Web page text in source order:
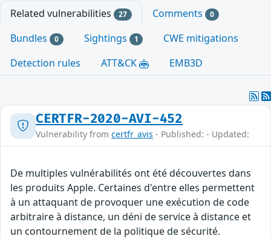
Related vulnerabilities 27 Comments 0
Bundles 0 Sightings 1
CWE mitigations
Detection rules
ATT&CK EMB3D
CERTFR-2020-AVI-452
Vulnerability from certfr_avis - Published: - Updated:
De multiples vulnérabilités ont été découvertes dans
les produits Apple. Certaines d'entre elles permettent
à un attaquant de provoquer une exécution de code
arbitraire à distance, un déni de service à distance et
un contournement de la politique de sécurité.